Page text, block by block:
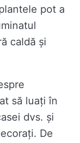
pot a
caldă și
să luați în
dvs. și
De